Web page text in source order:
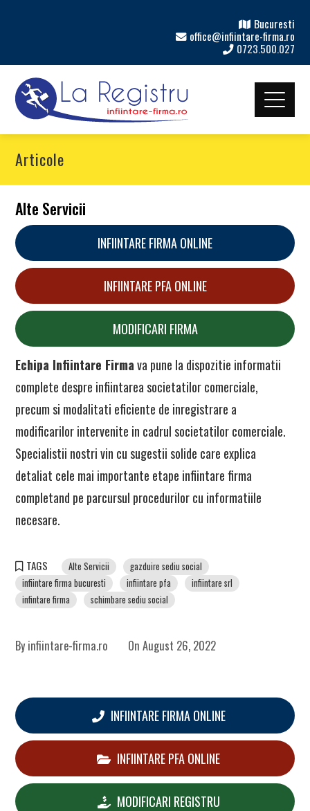
Bucuresti
office@infiintare-firma.ro
0723.500.027
Articole
Alte Servicii
INFIINTARE FIRMA ONLINE
INFIINTARE PFA ONLINE
MODIFICARI FIRMA
Echipa Infiintare Firmava pune la dispozitie informatii
complete despre infiintarea societatilor comerciale,
precum si modalitati eficiente de inregistrare a
modificarilor intervenite in cadrul societatilor comerciale.
Specialistii nostri vin cu sugestii solide care explica
detaliat cele mai importante etape infiintare firma
completand pe parcursul procedurilor cu informatiile
necesare.
TAGS Alte Servicii
gazduire sediu social
infiintare firma bucuresti
infiintare pfa
infiintare srl
infintare firma
schimbare sediu social
Byinfiintare-firma.ro OnAugust 26, 2022
INFIINTARE FIRMA ONLINE
INFIINTARE PFA ONLINE
MODIFICARI REGISTRU